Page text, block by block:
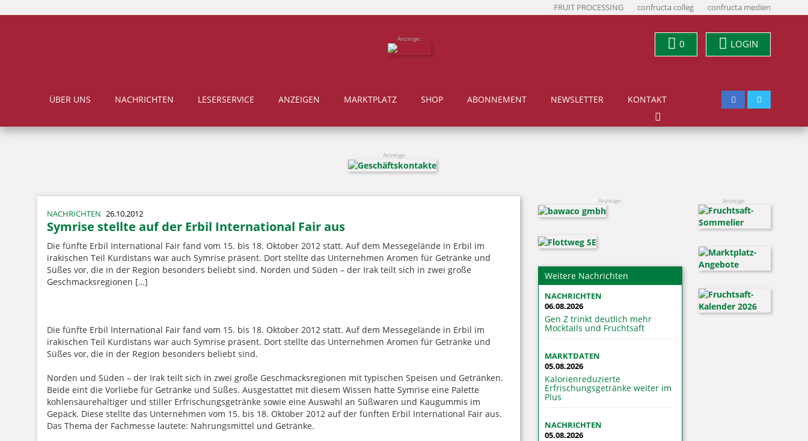
FRUIT PROCESSING confructa colleg confructa medien
0 LOGIN
Anzeige:
ÜBER UNS NACHRICHTEN LESERSERVICE ANZEIGEN MARKTPLATZ SHOP ABONNEMENT NEWSLETTER KONTAKT
Anzeige:
NACHRICHTEN 26.10.2012
Symrise stellte auf der Erbil International Fair aus
Die fünfte Erbil International Fair fand vom 15. bis 18. Oktober 2012 statt. Auf dem Messegelände in Erbil im
irakischen Teil Kurdistans war auch Symrise präsent. Dort stellte das Unternehmen Aromen für Getränke und
Süßes vor, die in der Region besonders beliebt sind. Norden und Süden – der Irak teilt sich in zwei große
Geschmacksregionen […]
Die fünfte Erbil International Fair fand vom 15. bis 18. Oktober 2012 statt. Auf dem Messegelände in Erbil im
irakischen Teil Kurdistans war auch Symrise präsent. Dort stellte das Unternehmen Aromen für Getränke und
Süßes vor, die in der Region besonders beliebt sind.
Norden und Süden – der Irak teilt sich in zwei große Geschmacksregionen mit typischen Speisen und Getränken.
Beide eint die Vorliebe für Getränke und Süßes. Ausgestattet mit diesem Wissen hatte Symrise eine Palette
kohlensäurehaltiger und stiller Erfrischungsgetränke sowie eine Auswahl an Süßwaren und Kaugummis im
Gepäck. Diese stellte das Unternehmen vom 15. bis 18. Oktober 2012 auf der fünften Erbil International Fair aus.
Das Thema der Fachmesse lautete: Nahrungsmittel und Getränke.
Anzeige:
Weitere Nachrichten
NACHRICHTEN
06.08.2026
Gen Z trinkt deutlich mehr
Mocktails und Fruchtsaft
MARKTDATEN
05.08.2026
Kalorienreduzierte
Erfrischungsgetränke weiter im
Plus
NACHRICHTEN
05.08.2026
Anzeige: